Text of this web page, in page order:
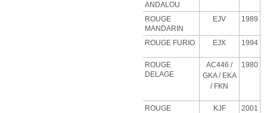
ANDALOU
ROUGE
MANDARIN
EJV 1989
ROUGE FURIO EJX 1994
ROUGE
DELAGE
AC446 /
GKA / EKA
/ FKN
1980
ROUGE
KJF 2001